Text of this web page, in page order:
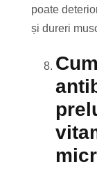
poate
și dureri